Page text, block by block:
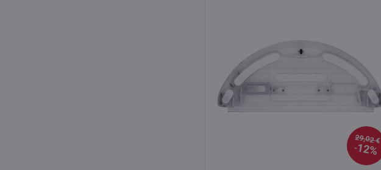
29,02 €
12%